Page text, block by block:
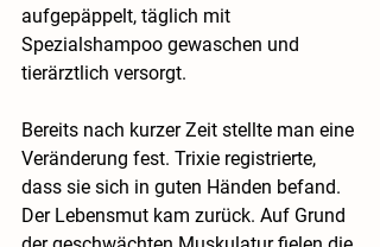
aufgepäppelt, täglich mit
Spezialshampoo gewaschen und
tierärztlich versorgt.
Bereits nach kurzer Zeit stellte man eine
Veränderung fest. Trixie registrierte,
dass sie sich in guten Händen befand.
Der Lebensmut kam zurück. Auf Grund